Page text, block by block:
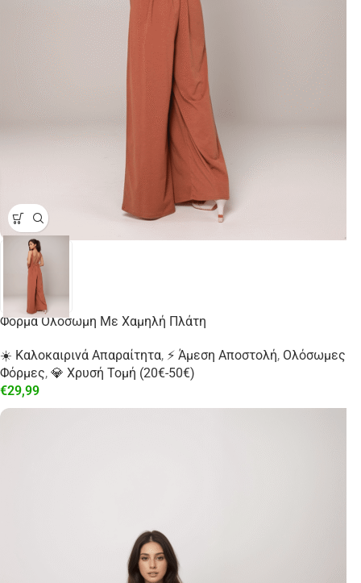
Φόρμα Ολόσωμη Με Χαμηλή Πλάτη
☀️ Καλοκαιρινά Απαραίτητα, ⚡ Άμεση Αποστολή, Ολόσωμες
Φόρμες, 💎 Χρυσή Τομή (20€-50€)
€29,99